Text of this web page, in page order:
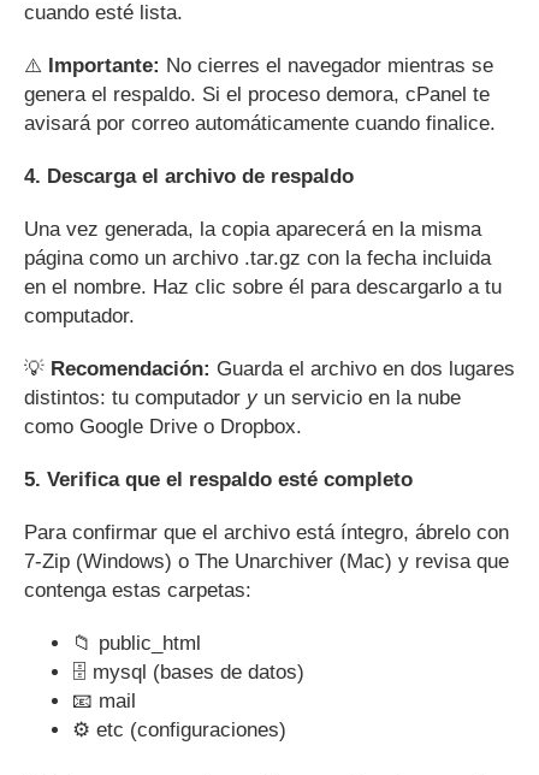
cuando esté lista.
⚠️ Importante: No cierres el navegador mientras se
genera el respaldo. Si el proceso demora, cPanel te
avisará por correo automáticamente cuando finalice.
4. Descarga el archivo de respaldo
Una vez generada, la copia aparecerá en la misma
página como un archivo .tar.gz con la fecha incluida
en el nombre. Haz clic sobre él para descargarlo a tu
computador.
💡 Recomendación: Guarda el archivo en dos lugares
distintos: tu computador y un servicio en la nube
como Google Drive o Dropbox.
5. Verifica que el respaldo esté completo
Para confirmar que el archivo está íntegro, ábrelo con
7-Zip (Windows) o The Unarchiver (Mac) y revisa que
contenga estas carpetas:
📁 public_html
🗄️ mysql (bases de datos)
📧 mail
⚙️ etc (configuraciones)